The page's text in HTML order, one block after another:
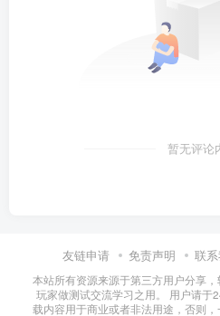
暂无评论
友链申请 免责声明 联
本站所有资源来源于第三方用户分享
玩家做测试交流学习之用。 用户请于
载内容用于商业或者非法用途，否则，